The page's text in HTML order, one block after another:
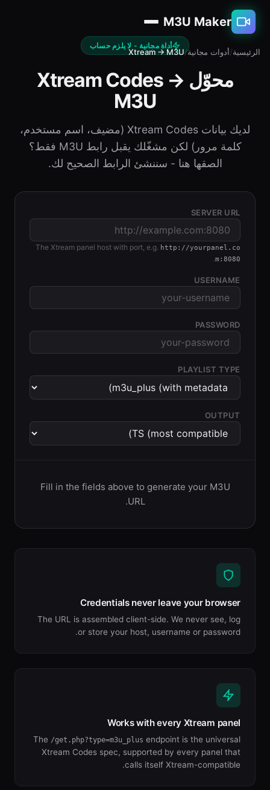
M3U Maker
الرئيسية/أدوات مجانية/
Xtream → M3U
أداة مجانية - لا يلزم حساب
محوّل Xtream Codes →
M3U
لديك بيانات Xtream Codes (مضيف، اسم مستخدم،
كلمة مرور) لكن مشغّلك يقبل رابط M3U فقط؟
الصقها هنا - سننشئ الرابط الصحيح لك.
SERVER URL
The Xtream panel host with port, e.g. http://yourpanel.co
m:8080
.
USERNAME
PASSWORD
PLAYLIST TYPE
OUTPUT
Fill in the fields above to generate your M3U
URL.
Credentials never leave your browser
The URL is assembled client-side. We never see, log
or store your host, username or password.
Works with every Xtream panel
The /get.php?type=m3u_plus endpoint is the universal
Xtream Codes spec, supported by every panel that
calls itself Xtream-compatible.